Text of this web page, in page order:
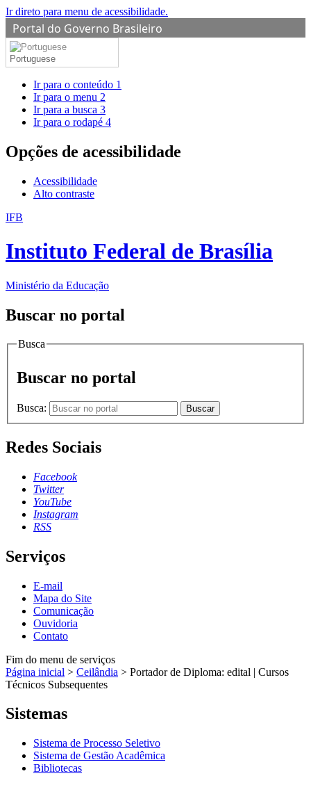
Ir direto para menu de acessibilidade.
Portal do Governo Brasileiro
Portuguese
Ir para o conteúdo 1
Ir para o menu 2
Ir para a busca 3
Ir para o rodapé 4
Opções de acessibilidade
Acessibilidade
Alto contraste
IFB
Instituto Federal de Brasília
Ministério da Educação
Buscar no portal
Busca
Buscar no portal
Busca: Buscar
Redes Sociais
Facebook
Twitter
YouTube
Instagram
RSS
Serviços
E-mail
Mapa do Site
Comunicação
Ouvidoria
Contato
Fim do menu de serviços
Página inicial > Ceilândia > Portador de Diploma: edital | Cursos
Técnicos Subsequentes
Sistemas
Sistema de Processo Seletivo
Sistema de Gestão Acadêmica
Bibliotecas